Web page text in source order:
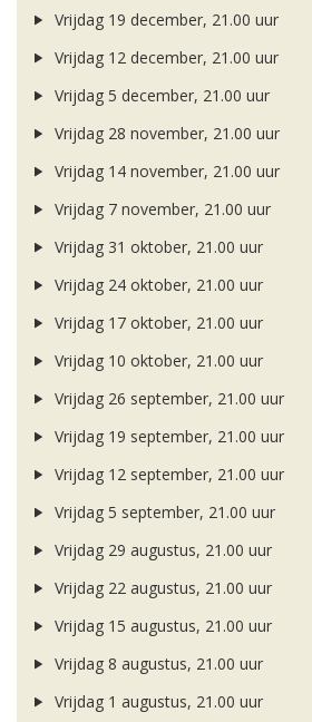
Vrijdag 19 december, 21.00 uur
Vrijdag 12 december, 21.00 uur
Vrijdag 5 december, 21.00 uur
Vrijdag 28 november, 21.00 uur
Vrijdag 14 november, 21.00 uur
Vrijdag 7 november, 21.00 uur
Vrijdag 31 oktober, 21.00 uur
Vrijdag 24 oktober, 21.00 uur
Vrijdag 17 oktober, 21.00 uur
Vrijdag 10 oktober, 21.00 uur
Vrijdag 26 september, 21.00 uur
Vrijdag 19 september, 21.00 uur
Vrijdag 12 september, 21.00 uur
Vrijdag 5 september, 21.00 uur
Vrijdag 29 augustus, 21.00 uur
Vrijdag 22 augustus, 21.00 uur
Vrijdag 15 augustus, 21.00 uur
Vrijdag 8 augustus, 21.00 uur
Vrijdag 1 augustus, 21.00 uur